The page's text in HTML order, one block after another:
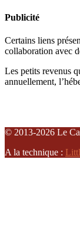
Publicité
Certains liens
collaboration avec
Les petits revenus
annuellement,
© 2013-2026 Le
A la technique :